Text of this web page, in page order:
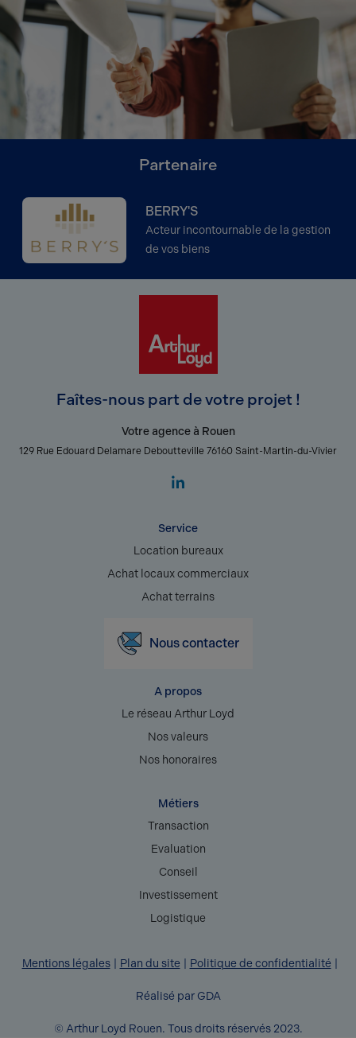
Partenaire
BERRY'S
Acteur incontournable de la gestion
de vos biens
Faîtes-nous part de votre projet !
Votre agence à Rouen
129 Rue Edouard Delamare Deboutteville 76160 Saint-Martin-du-Vivier
Service
Location bureaux
Achat locaux commerciaux
Achat terrains
Nous contacter
A propos
Le réseau Arthur Loyd
Nos valeurs
Nos honoraires
Métiers
Transaction
Evaluation
Conseil
Investissement
Logistique
Mentions légales Plan du site Politique de confidentialité
© Arthur Loyd Rouen. Tous droits réservés 2023.
Réalisé par GDA